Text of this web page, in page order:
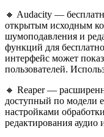
🔸 Audacity —
открытым исходным
шумоподавления и
функций для
интерфейс может
пользователей.
🔸 Reaper —
доступный по модели
настройками
редактирования аудио